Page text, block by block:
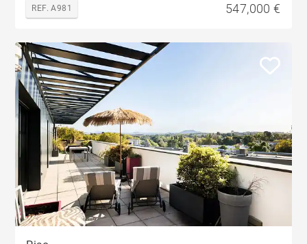
REF. A981 547,000 €